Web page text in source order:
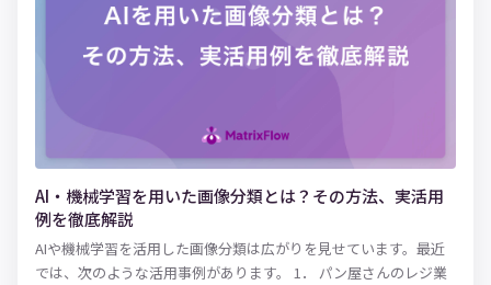
AI・機械学習を用いた画像分類とは？その方法、実活用
例を徹底解説
AIや機械学習を活用した画像分類は広がりを見せています。最近
では、次のような活用事例があります。 1． パン屋さんのレジ業